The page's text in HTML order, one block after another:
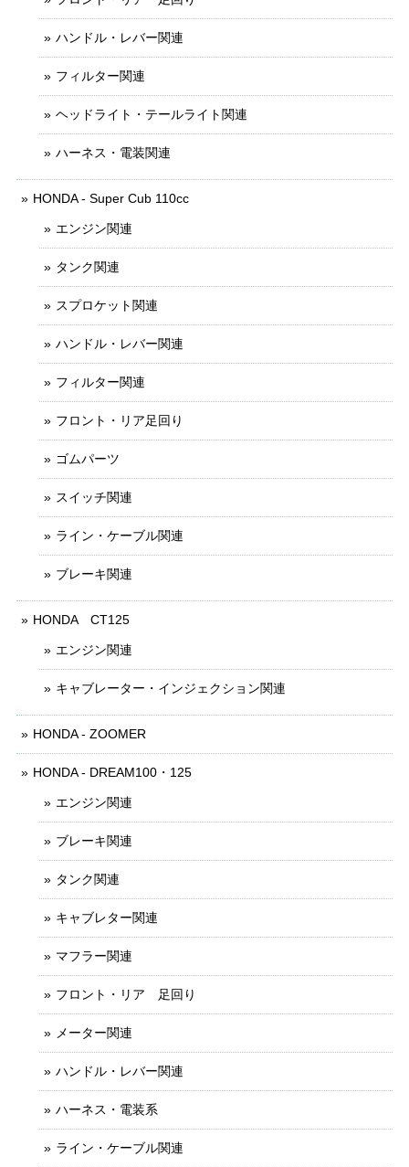
ハンドル・レバー関連
フィルター関連
ヘッドライト・テールライト関連
ハーネス・電装関連
HONDA - Super Cub 110cc
エンジン関連
タンク関連
スプロケット関連
ハンドル・レバー関連
フィルター関連
フロント・リア足回り
ゴムパーツ
スイッチ関連
ライン・ケーブル関連
ブレーキ関連
HONDA CT125
エンジン関連
キャブレーター・インジェクション関連
HONDA - ZOOMER
HONDA - DREAM100・125
エンジン関連
ブレーキ関連
タンク関連
キャブレター関連
マフラー関連
フロント・リア 足回り
メーター関連
ハンドル・レバー関連
ハーネス・電装系
ライン・ケーブル関連